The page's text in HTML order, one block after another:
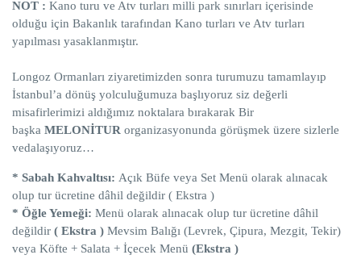
NOT : Kano turu ve Atv turları milli park sınırları içerisinde
olduğu için Bakanlık tarafından Kano turları ve Atv turları
yapılması yasaklanmıştır.
Longoz Ormanları ziyaretimizden sonra turumuzu tamamlayıp
İstanbul’a dönüş yolculuğumuza başlıyoruz siz değerli
misafirlerimizi aldığımız noktalara bırakarak Bir
başka MELONİTUR organizasyonunda görüşmek üzere sizlerle
vedalaşıyoruz…
* Sabah Kahvaltısı: Açık Büfe veya Set Menü olarak alınacak
olup tur ücretine dâhil değildir ( Ekstra )
* Öğle Yemeği: Menü olarak alınacak olup tur ücretine dâhil
değildir ( Ekstra ) Mevsim Balığı (Levrek, Çipura, Mezgit, Tekir)
veya Köfte + Salata + İçecek Menü (Ekstra )